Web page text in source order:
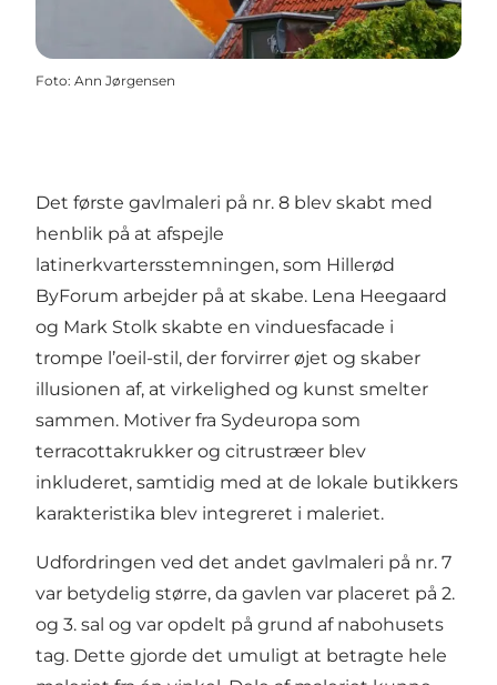
Foto: Ann Jørgensen
Det første gavlmaleri på nr. 8 blev skabt med
henblik på at afspejle
latinerkvartersstemningen, som Hillerød
ByForum arbejder på at skabe. Lena Heegaard
og Mark Stolk skabte en vinduesfacade i
trompe l’oeil-stil, der forvirrer øjet og skaber
illusionen af, at virkelighed og kunst smelter
sammen. Motiver fra Sydeuropa som
terracottakrukker og citrustræer blev
inkluderet, samtidig med at de lokale butikkers
karakteristika blev integreret i maleriet.
Udfordringen ved det andet gavlmaleri på nr. 7
var betydelig større, da gavlen var placeret på 2.
og 3. sal og var opdelt på grund af nabohusets
tag. Dette gjorde det umuligt at betragte hele